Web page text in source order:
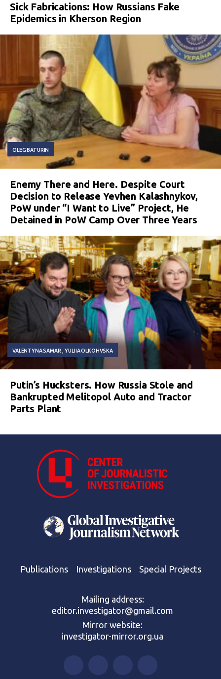
Sick Fabrications: How Russians Fake
Epidemics in Kherson Region
OLEG BATURIN
Enemy There and Here. Despite Court
Decision to Release Yevhen Kalashnykov,
PoW under “I Want to Live” Project, He
Detained in PoW Camp Over Three Years
VALENTYNA SAMAR YULIIA OLKOHVSKA
Putin’s Hucksters. How Russia Stole and
Bankrupted Melitopol Auto and Tractor
Parts Plant
Publications Investigations Special Projects
Mailing address:
editor.investigator@gmail.com
Mirror website:
investigator-mirror.org.ua